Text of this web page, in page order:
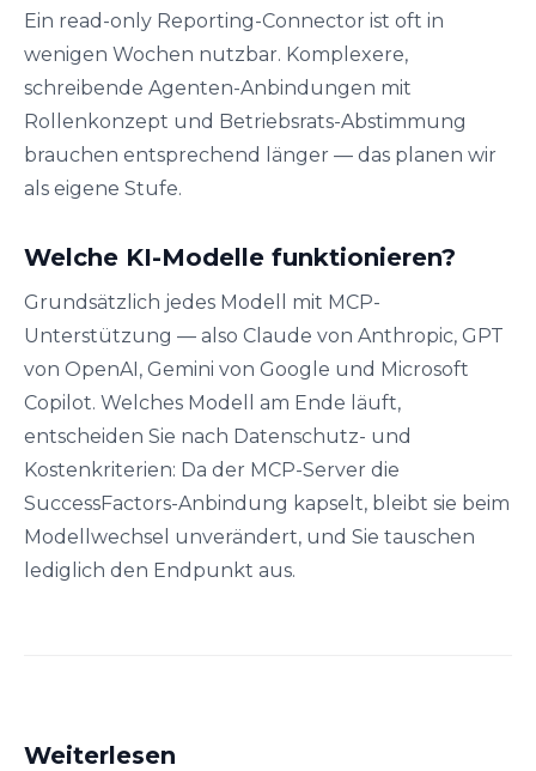
Ein read-only Reporting-Connector ist oft in
wenigen Wochen nutzbar. Komplexere,
schreibende Agenten-Anbindungen mit
Rollenkonzept und Betriebsrats-Abstimmung
brauchen entsprechend länger — das planen wir
als eigene Stufe.
Welche KI-Modelle funktionieren?
Grundsätzlich jedes Modell mit MCP-
Unterstützung — also Claude von Anthropic, GPT
von OpenAI, Gemini von Google und Microsoft
Copilot. Welches Modell am Ende läuft,
entscheiden Sie nach Datenschutz- und
Kostenkriterien: Da der MCP-Server die
SuccessFactors-Anbindung kapselt, bleibt sie beim
Modellwechsel unverändert, und Sie tauschen
lediglich den Endpunkt aus.
Weiterlesen